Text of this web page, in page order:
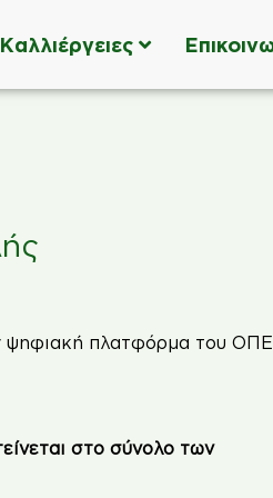
Καλλιέργειες
στο σύνολο των